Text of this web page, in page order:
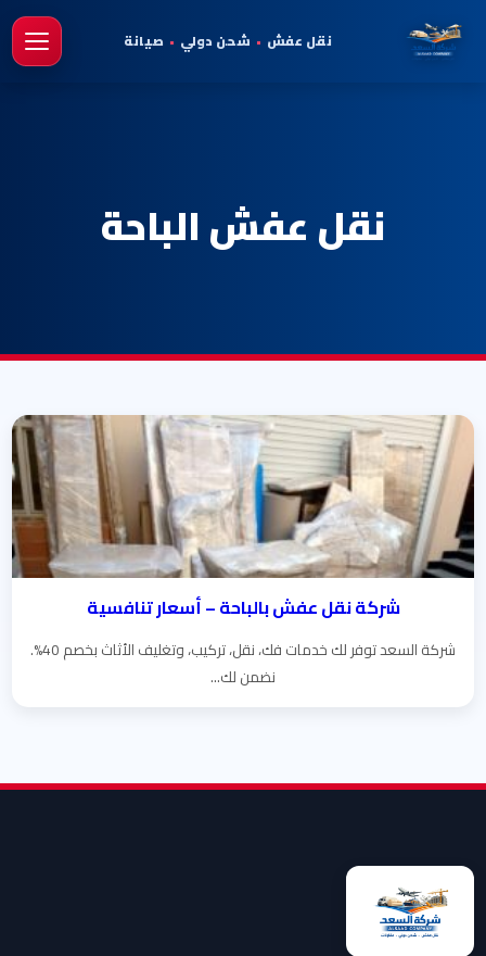
نقل عفش • شحن دولي • صيانة
نقل عفش الباحة
شركة نقل عفش بالباحة – أسعار تنافسية
شركة السعد توفر لك خدمات فك، نقل، تركيب، وتغليف الأثاث بخصم 40%.
نضمن لك...